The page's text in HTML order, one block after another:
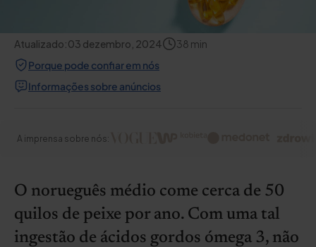
Atualizado:03 dezembro, 2024 38 min
Porque pode confiar em nós
Informações sobre anúncios
A imprensa sobre nós:
O norueguês médio come cerca de 50
quilos de peixe por ano. Com uma tal
ingestão de ácidos gordos ómega 3, não